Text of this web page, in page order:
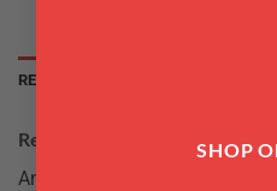
SHOP
RECENSIONI (0)
Recensioni
Ancora non ci sono recensioni.